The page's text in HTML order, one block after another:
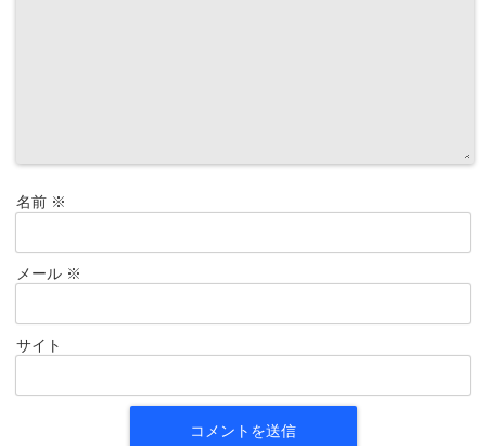
名前 ※
メール ※
サイト